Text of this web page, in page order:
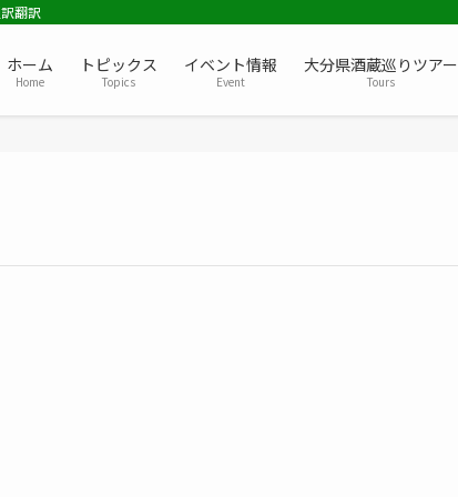
翻訳
ホーム
Home
トピックス
Topics
イベント情報
Event
大分県酒蔵巡りツアー
Tours